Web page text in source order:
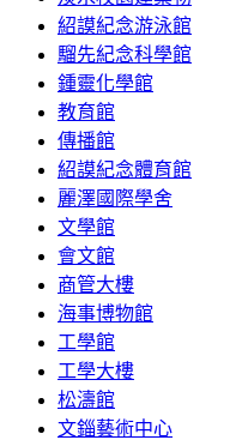
紹謨紀念游泳館
騮先紀念科學館
鍾靈化學館
教育館
傳播館
紹謨紀念體育館
麗澤國際學舍
文學館
會文館
商管大樓
海事博物館
工學館
工學大樓
松濤館
文錙藝術中心